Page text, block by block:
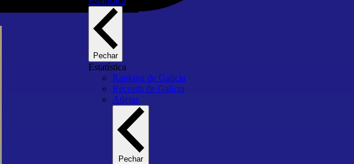
Pechar
Estatística
Ranking de Galicia
Récords de Galicia
Atletas
Pechar